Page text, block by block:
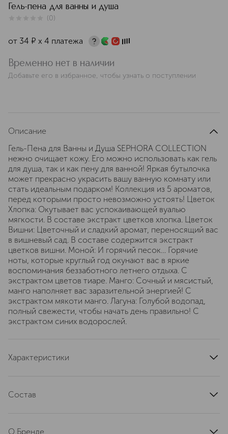
Гель-пена для ванны и душа
(0)
от 34 ¤ х 4 платежа
Временно нет в наличии
Добавьте его в избранное, чтобы узнать о поступлении
Описание
Гель-Пена для Ванны и Душа SEPHORA COLLECTION
нежно очищает кожу. Его можно использовать как гель
для душа, так и как пену для ванной! Яркая бутылочка
может прекрасно украсить вашу ванную комнату или
стать идеальным подарком! Коллекция из 5 ароматов,
перед которыми просто невозможно устоять! Цветок
Хлопка: Окутывает вас успокаивающей вуалью
мягкости. В составе экстракт цветков хлопка. Цветок
Вишни: Цветочный и сладкий аромат, переносящий вас
в вишневый сад. В составе содержится экстракт
цветков вишни. Моной: И горячий песок… Горячие
ноты, которые круглый год окунают вас в яркие
воспоминания беззаботного летнего отдыха. С
экстрактом цветов тиаре. Манго: Сочный и мясистый,
манго наполняет вас заразительной энергией! С
экстрактом мякоти манго. Лагуна: Голубой водопад,
полный свежести, чтобы начать день правильно! С
экстрактом синих водорослей.
Характеристики
Состав
О Бренде